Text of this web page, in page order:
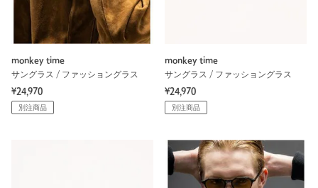
monkey time
サングラス / ファッショングラス
¥24,970
別注商品
monkey time
サングラス / ファッショングラス
¥24,970
別注商品